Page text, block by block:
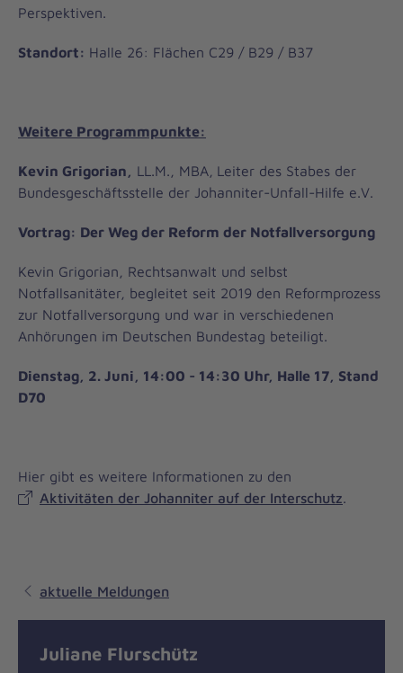
Perspektiven.
Standort: Halle 26: Flächen C29 / B29 / B37
Weitere Programmpunkte:
Kevin Grigorian, LL.M., MBA,
Leiter des Stabes der
Bundesgeschäftsstelle der Johanniter-Unfall-Hilfe e.V.
Vortrag: Der Weg der Reform der Notfallversorgung
Kevin Grigorian, Rechtsanwalt und selbst
Notfallsanitäter, begleitet seit 2019 den Reformprozess
zur Notfallversorgung und war in verschiedenen
Anhörungen im Deutschen Bundestag beteiligt.
Dienstag, 2. Juni, 14:00 - 14:30 Uhr, Halle 17, Stand
D70
Hier gibt es weitere Informationen zu den
Aktivitäten der Johanniter auf der Interschutz
aktuelle Meldungen
Juliane Flurschütz